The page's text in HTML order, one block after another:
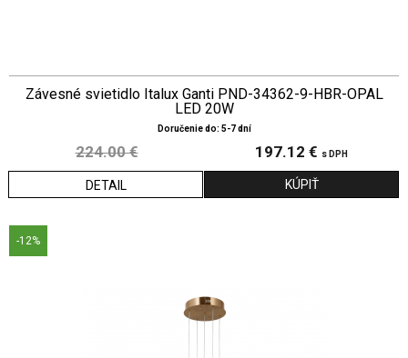
Závesné svietidlo Italux Ganti PND-34362-9-HBR-OPAL
LED 20W
Doručenie do: 5-7 dní
224.00 € 197.12 € s DPH
DETAIL
-12%